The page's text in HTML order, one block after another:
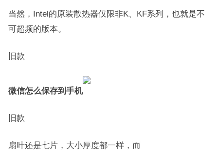
当然，Intel的原装散热器仅限非K、KF系列，也就是不
可超频的版本。
旧款
微信怎么保存到手机
旧款
扇叶还是七片，大小厚度都一样，而